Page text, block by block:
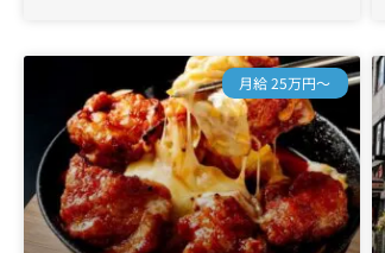
月給 25万円～